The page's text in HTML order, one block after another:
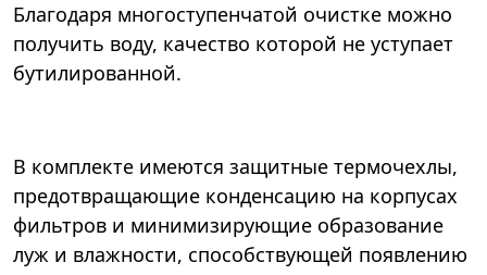
Благодаря многоступенчатой очистке можно
получить воду, качество которой не уступает
бутилированной.
В комплекте имеются защитные термочехлы,
предотвращающие конденсацию на корпусах
фильтров и минимизирующие образование
луж и влажности, способствующей появлению